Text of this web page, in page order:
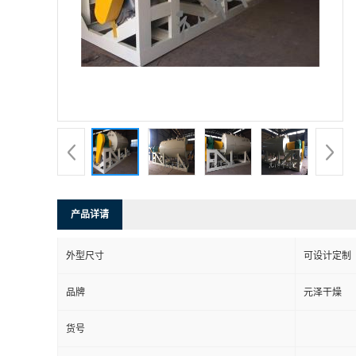
产品详请
外型尺寸 可设计定制
品牌 元泽干燥
货号